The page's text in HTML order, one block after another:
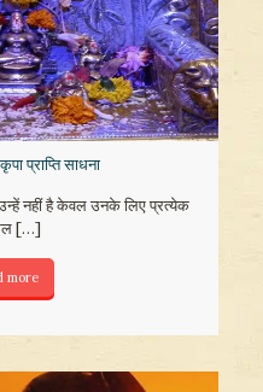
प्राप्ति साधना
नहीं है केवल उनके लिए प्रत्येक
[…]
more